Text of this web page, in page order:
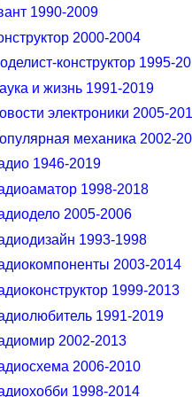
1990-2009
2000-2004
конструктор 1995-
и жизнь 1991-2019
электроники 2005-
механика 2002-
1946-2019
1998-2018
2005-2006
1993-1998
2003-2014
1999-2013
1991-2019
2002-2013
2006-2010
1998-2014